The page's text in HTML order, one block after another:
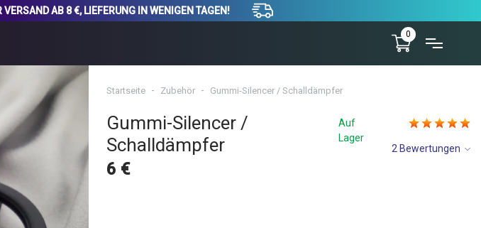
AB 8 €, LIEFERUNG IN WENIGEN TAGEN!
0
Startseite Zubehör Gummi-Silencer / Schalldämpfer
Gummi-Silencer /
Schalldämpfer
Auf
Lager
2 Bewertungen
6 €